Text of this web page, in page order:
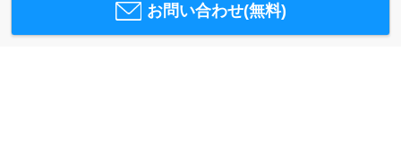
お問い合わせ(無料)